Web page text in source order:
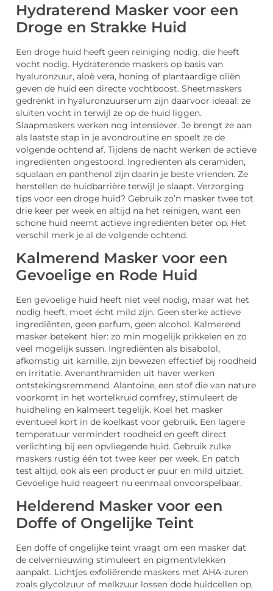
Hydraterend Masker voor een
Droge en Strakke Huid
Een droge huid heeft geen reiniging nodig, die heeft
vocht nodig. Hydraterende maskers op basis van
hyaluronzuur, aloë vera, honing of plantaardige oliën
geven de huid een directe vochtboost. Sheetmaskers
gedrenkt in hyaluronzuurserum zijn daarvoor ideaal: ze
sluiten vocht in terwijl ze op de huid liggen.
Slaapmaskers werken nog intensiever. Je brengt ze aan
als laatste stap in je avondroutine en spoelt ze de
volgende ochtend af. Tijdens de nacht werken de actieve
ingrediënten ongestoord. Ingrediënten als ceramiden,
squalaan en panthenol zijn daarin je beste vrienden. Ze
herstellen de huidbarrière terwijl je slaapt. Verzorging
tips voor een droge huid? Gebruik zo’n masker twee tot
drie keer per week en altijd na het reinigen, want een
schone huid neemt actieve ingrediënten beter op. Het
verschil merk je al de volgende ochtend.
Kalmerend Masker voor een
Gevoelige en Rode Huid
Een gevoelige huid heeft niet veel nodig, maar wat het
nodig heeft, moet écht mild zijn. Geen sterke actieve
ingrediënten, geen parfum, geen alcohol. Kalmerend
masker betekent hier: zo min mogelijk prikkelen en zo
veel mogelijk sussen. Ingrediënten als bisabolol,
afkomstig uit kamille, zijn bewezen effectief bij roodheid
en irritatie. Avenanthramiden uit haver werken
ontstekingsremmend. Alantoine, een stof die van nature
voorkomt in het wortelkruid comfrey, stimuleert de
huidheling en kalmeert tegelijk. Koel het masker
eventueel kort in de koelkast voor gebruik. Een lagere
temperatuur vermindert roodheid en geeft direct
verlichting bij een opvliegende huid. Gebruik zulke
maskers rustig één tot twee keer per week. En patch
test altijd, ook als een product er puur en mild uitziet.
Gevoelige huid reageert nu eenmaal onvoorspelbaar.
Helderend Masker voor een
Doffe of Ongelijke Teint
Een doffe of ongelijke teint vraagt om een masker dat
de celvernieuwing stimuleert en pigmentvlekken
aanpakt. Lichtjes exfoliërende maskers met AHA-zuren
zoals glycolzuur of melkzuur lossen dode huidcellen op,